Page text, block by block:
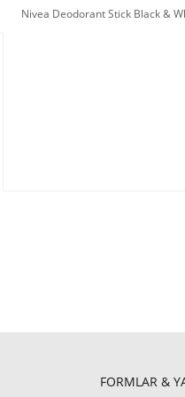
Nivea Deodorant Stick Black &
FORMLAR &